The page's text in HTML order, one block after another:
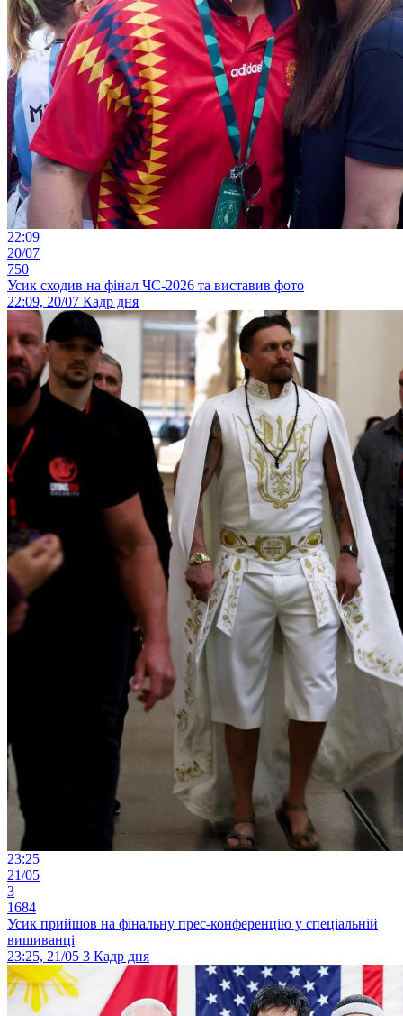
22:09
20/07
750
Усик сходив на фінал ЧС-2026 та виставив фото
22:09, 20/07 Кадр дня
23:25
21/05
3
1684
Усик прийшов на фінальну прес-конференцію у спеціальній
вишиванці
23:25, 21/05 3 Кадр дня